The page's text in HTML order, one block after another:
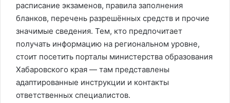
расписание экзаменов, правила заполнения
бланков, перечень разрешённых средств и прочие
значимые сведения. Тем, кто предпочитает
получать информацию на региональном уровне,
стоит посетить порталы министерства образования
Хабаровского края — там представлены
адаптированные инструкции и контакты
ответственных специалистов.